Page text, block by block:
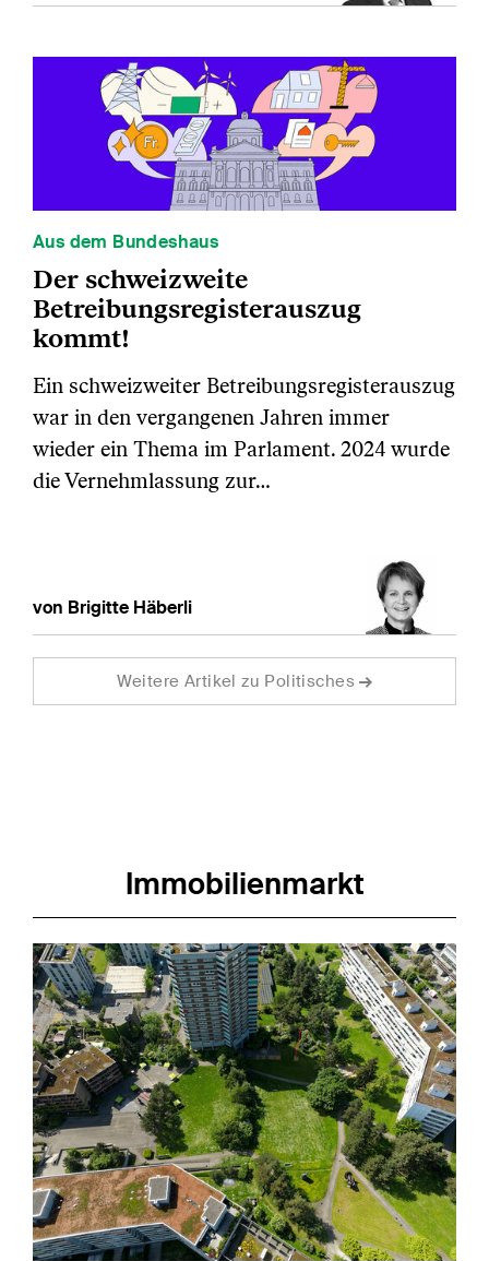
Aus dem Bundeshaus
Der schweizweite
Betreibungsregisterauszug
kommt!
Ein schweizweiter Betreibungsregisterauszug
war in den vergangenen Jahren immer
wieder ein Thema im Parlament. 2024 wurde
die Vernehmlassung zur…
von Brigitte Häberli
Weitere Artikel zu Politisches
Immobilienmarkt